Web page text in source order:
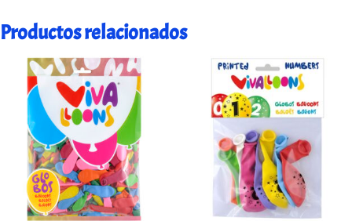
Productos relacionados